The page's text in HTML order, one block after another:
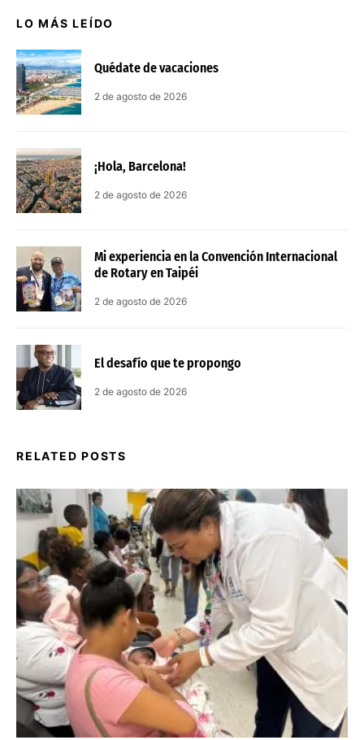
LO MÁS LEÍDO
Quédate de vacaciones
2 de agosto de 2026
¡Hola, Barcelona!
2 de agosto de 2026
Mi experiencia en la Convención Internacional
de Rotary en Taipéi
2 de agosto de 2026
El desafío que te propongo
2 de agosto de 2026
RELATED POSTS